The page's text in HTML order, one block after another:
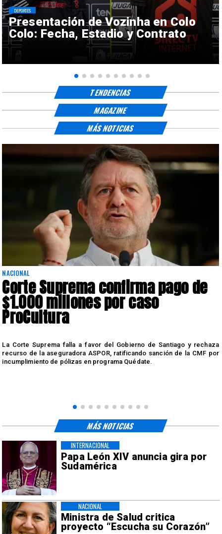
Presentación de Vozinha en Colo
Colo: Fecha, Estadio y Contrato
DEPORTES
TENDENCIAS
MAGAZINE
NACIONAL
Corte Suprema confirma pago de
$1.000 millones por caso
ProCultura
La Corte Suprema falla a favor del Gobierno de Santiago y rechaza
recurso de la aseguradora ASPOR, ratificando sanción de la CMF por
incumplimiento de pólizas en programa Quédate.
MÁS NOTICIAS
Papa León XIV anuncia gira por
Sudamérica
INTERNACIONAL
Ministra de Salud critica
proyecto “Escucha su Corazón”
NACIONAL
MÁS NOTICIAS